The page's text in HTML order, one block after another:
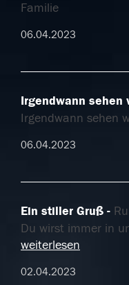
Familie
06.04.2023
Irgendwann sehen
Irgendwann sehen
06.04.2023
Ein stiller Gruß
Du wirst immer in
weiterlesen
02.04.2023